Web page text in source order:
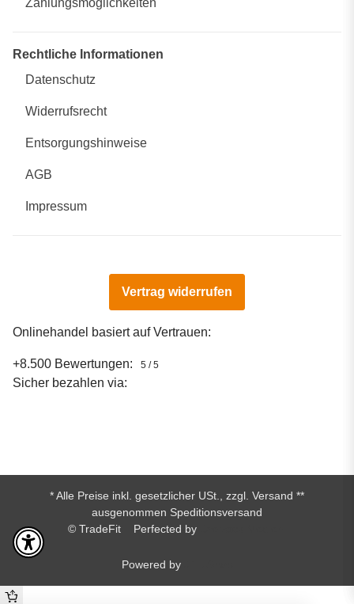
Rechtliche Informationen
Datenschutz
Widerrufsrecht
Entsorgungshinweise
AGB
Impressum
Vertrag widerrufen
Onlinehandel basiert auf Vertrauen:
+8.500 Bewertungen: 5 / 5
Sicher bezahlen via:
* Alle Preise inkl. gesetzlicher USt., zzgl. Versand **
ausgenommen Speditionsversand
© TradeFit
Perfected by
Powered by